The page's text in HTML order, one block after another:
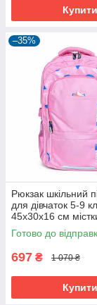
Купити
–35%
Рюкзак шкільний
для дівчаток 5-9
45х30х16 см
(60989)
Готово до
697 ₴ 1 070 ₴
Купити